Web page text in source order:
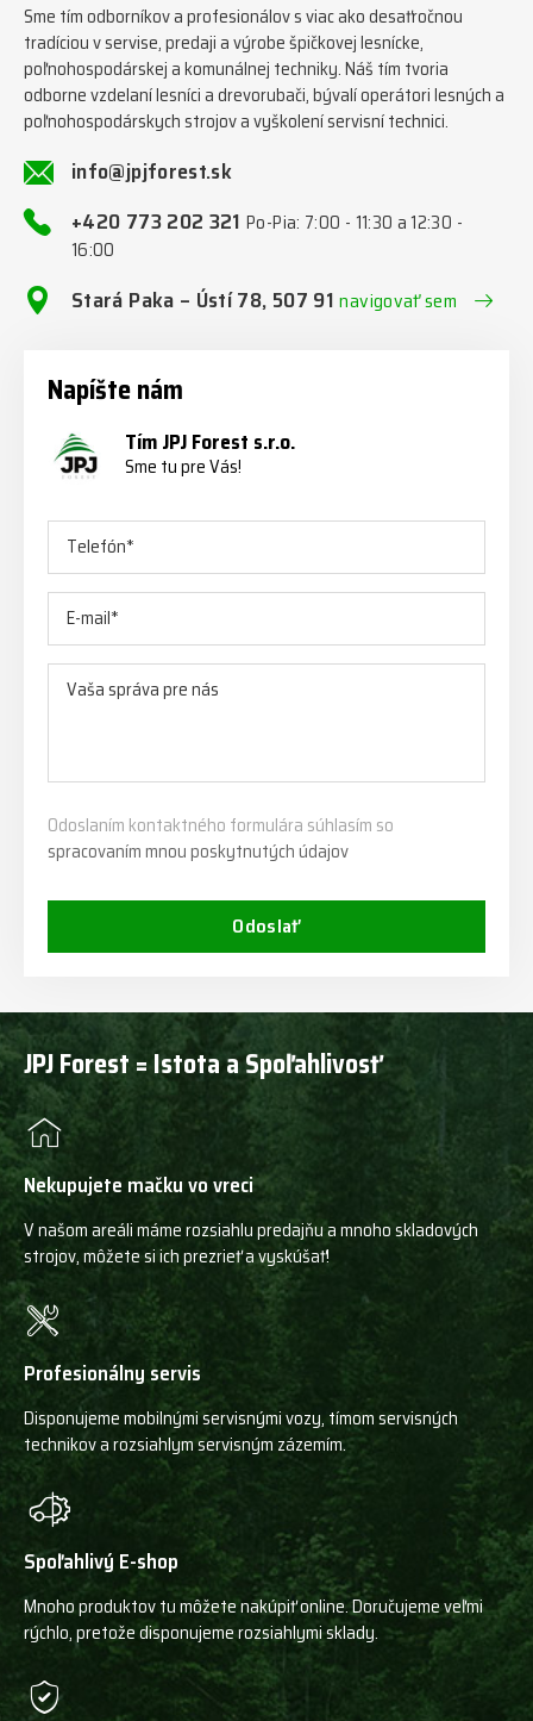
Sme tím odborníkov a profesionálov s viac ako desaťročnou
tradíciou v servise, predaji a výrobe špičkovej lesnícke,
poľnohospodárskej a komunálnej techniky. Náš tím tvoria
odborne vzdelaní lesníci a drevorubači, bývalí operátori lesných a
poľnohospodárskych strojov a vyškolení servisní technici.
info@jpjforest.sk
+420 773 202 321Po-Pia: 7:00 - 11:30 a 12:30 -
16:00
Stará Paka – Ústí 78, 507 91navigovať sem
Napíšte nám
Tím JPJ Forest s.r.o.
Sme tu pre Vás!
Odoslaním kontaktného formulára súhlasím so
spracovaním mnou poskytnutých údajov
Odoslať
JPJ Forest = Istota a Spoľahlivosť
Nekupujete mačku vo vreci
V našom areáli máme rozsiahlu predajňu a mnoho skladových
strojov, môžete si ich prezrieť a vyskúšať!
Profesionálny servis
Disponujeme mobilnými servisnými vozy, tímom servisných
technikov a rozsiahlym servisným zázemím.
Spoľahlivý E-shop
Mnoho produktov tu môžete nakúpiť online. Doručujeme veľmi
rýchlo, pretože disponujeme rozsiahlymi sklady.